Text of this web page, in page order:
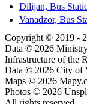
Dilijan, Bus
Vanadzor, Bus
Copyright © 2019 -
Data © 2026
Infrastructure of the
Data © 2026 City of
Maps © 2026
Photos © 2026